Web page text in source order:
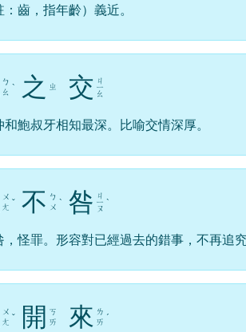
齒，指年齡）義近。
ㄅ
ㄠ ˋ 之 ㄓ 交 ㄐ
ㄧ
ㄠ
鮑叔牙相知最深。比喻交情深厚。
ㄨ
ㄤ ˇ 不 ㄅ
ㄨ ˋ 咎 ㄐ
ㄧ
ㄡ
ˋ
怪罪。形容對已經過去的錯事，不再追究
ㄨ
ㄤ ˇ 開 ㄎ
ㄞ
來 ㄌ
ㄞ ˊ